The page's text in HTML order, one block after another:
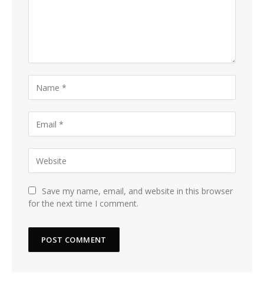
Save my name, email, and website in this browser
for the next time I comment.